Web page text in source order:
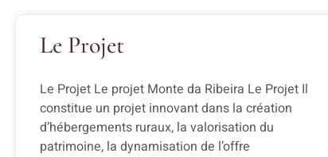
Le Projet
Le Projet Le projet Monte da Ribeira Le Projet Il
constitue un projet innovant dans la création
d’hébergements ruraux, la valorisation du
patrimoine, la dynamisation de l’offre